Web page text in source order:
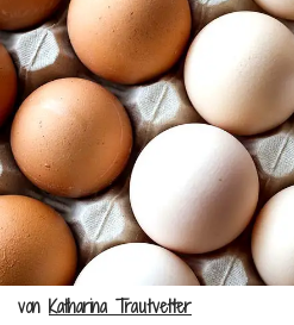
von Katharina Trautvetter